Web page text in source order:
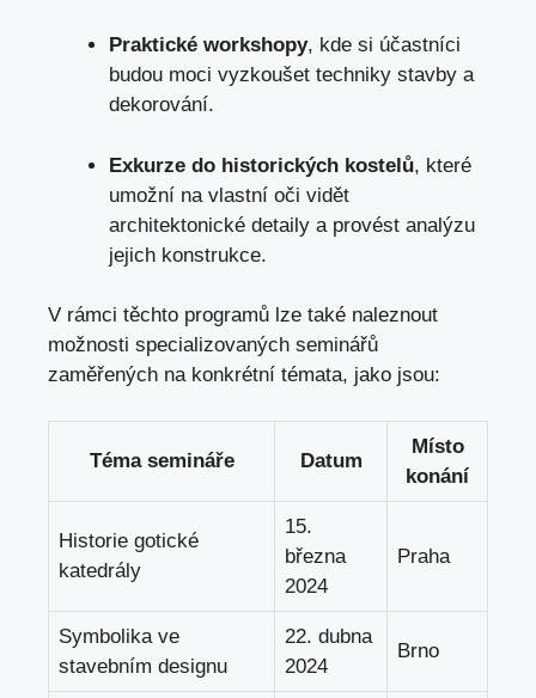
Praktické workshopy, kde si účastníci
budou moci vyzkoušet techniky stavby a
dekorování.
Exkurze ‌do ⁢historických kostelů, které
umožní na vlastní oči vidět​
architektonické detaily ‍a provést analýzu
jejich konstrukce.
V‍ rámci těchto programů lze ⁢také naleznout
možnosti specializovaných seminářů
zaměřených na konkrétní⁤ témata, jako jsou:
Téma semináře Datum
Místo
konání
Historie ‍gotické
katedrály
15.
března
2024
Praha
Symbolika ve
stavebním designu
22. dubna
2024
Brno